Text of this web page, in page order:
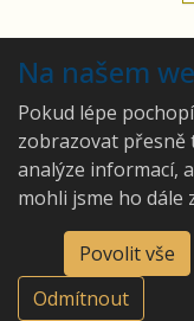
©2026 Ing. Hana
CA Pivo a víno.cz
Na našem
Pokud lépe
zobrazovat přesně
analýze informací,
mohli jsme ho dále
Povolit vše
Odmítnout